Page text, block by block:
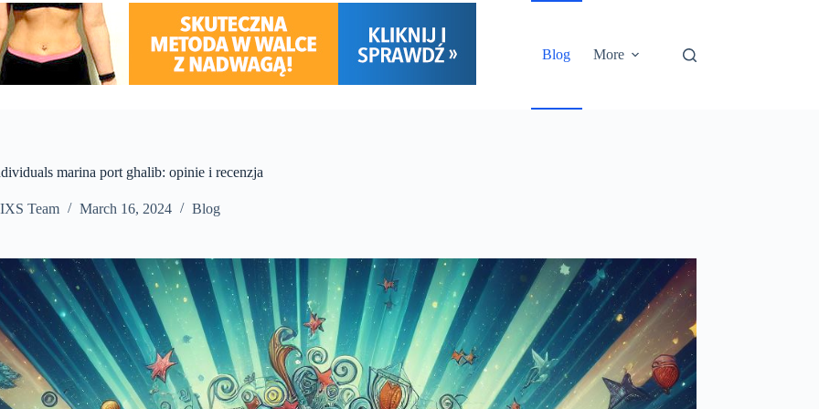
Blog
More
marina port ghalib: opinie i recenzja
IXS Team March 16, 2024 Blog